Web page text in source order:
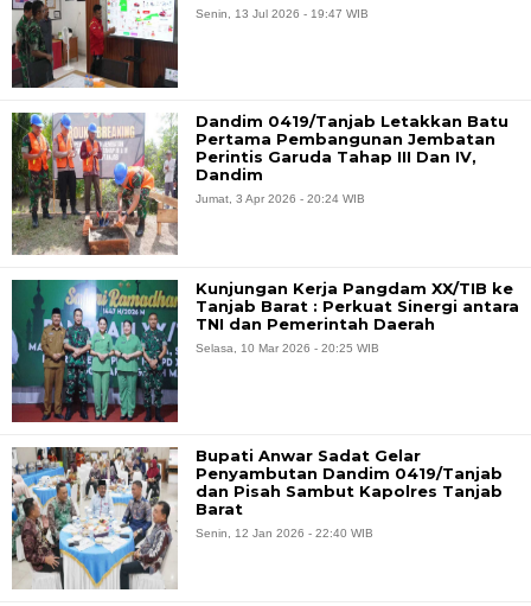
Senin, 13 Jul 2026 - 19:47 WIB
Dandim 0419/Tanjab Letakkan Batu
Pertama Pembangunan Jembatan
Perintis Garuda Tahap III Dan IV,
Dandim
Jumat, 3 Apr 2026 - 20:24 WIB
Kunjungan Kerja Pangdam XX/TIB ke
Tanjab Barat : Perkuat Sinergi antara
TNI dan Pemerintah Daerah
Selasa, 10 Mar 2026 - 20:25 WIB
Bupati Anwar Sadat Gelar
Penyambutan Dandim 0419/Tanjab
dan Pisah Sambut Kapolres Tanjab
Barat
Senin, 12 Jan 2026 - 22:40 WIB